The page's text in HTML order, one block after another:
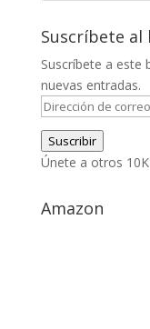
Suscríbete
Suscríbete a este
nuevas entradas.
Dirección
de
correo
electrónico
Suscribir
Únete a otros
Amazon